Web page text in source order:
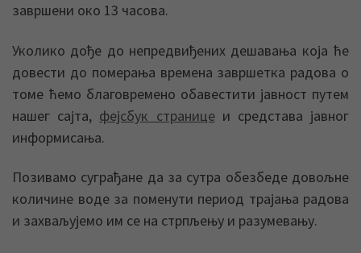
завршени око 13 часова.
Уколико дође до непредвиђених дешавања која ће
довести до померања времена завршетка радова о
томе ћемо благовремено обавестити јавност путем
нашег сајта, фејсбук страницеи средстава јавног
информисања.
Позивамо суграђане да за сутра обезбеде довољне
количине воде за поменути период трајања радова
и захваљујемо им се на стрпљењу и разумевању.